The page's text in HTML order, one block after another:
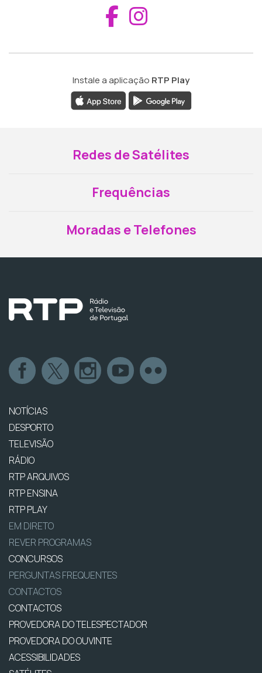
Aceder ao
Instale a aplicação RTP Play
Redes de Satélites
Frequências
Moradas e Telefones
NOTÍCIAS
DESPORTO
TELEVISÃO
RÁDIO
RTP ARQUIVOS
RTP ENSINA
RTP PLAY
EM DIRETO
REVER PROGRAMAS
CONCURSOS
PERGUNTAS FREQUENTES
CONTACTOS
CONTACTOS
PROVEDORA DO TELESPECTADOR
PROVEDORA DO OUVINTE
ACESSIBILIDADES